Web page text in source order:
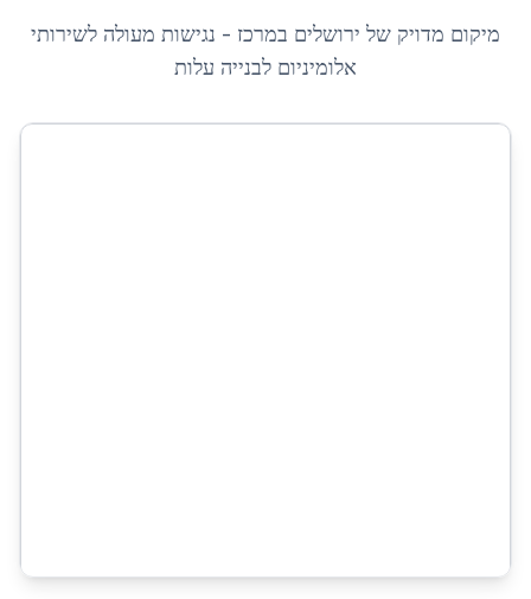
מיקום מדויק של ירושלים במרכז - נגישות מעולה לשירותי
אלומיניום לבנייה עלות